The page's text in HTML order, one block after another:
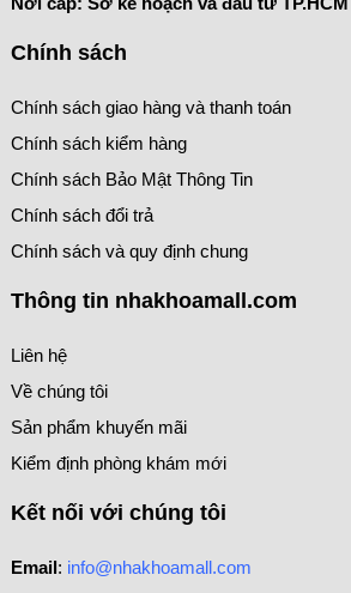
Chính sách
Chính sách giao hàng và thanh toán
Chính sách kiểm hàng
Chính sách Bảo Mật Thông Tin
Chính sách đổi trả
Chính sách và quy định chung
Thông tin nhakhoamall.com
Liên hệ
Về chúng tôi
Sản phẩm khuyến mãi
Kiểm định phòng khám mới
Kết nối với chúng tôi
Email: info@nhakhoamall.com